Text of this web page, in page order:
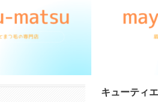
キューティ